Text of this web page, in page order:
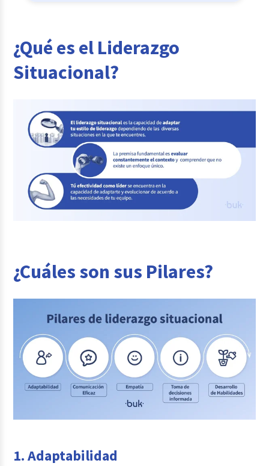
¿Qué es el Liderazgo
Situacional?
¿Cuáles son sus Pilares?
1. Adaptabilidad